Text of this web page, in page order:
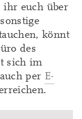
ihr euch über
könnt
des
sich im
per E-